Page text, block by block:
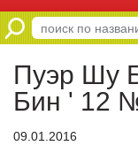
Пуэр Шу
Бин ' 12
09.01.2016